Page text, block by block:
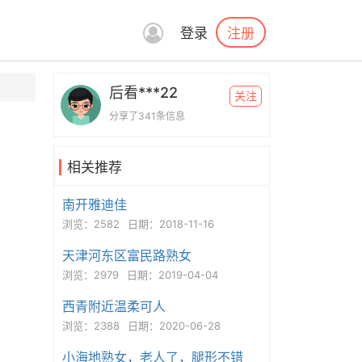
登录 注册
后看***22
分享了341条信息
关注
相关推荐
南开雅迪佳
浏览：2582 日期：2018-11-16
天津河东区富民路熟女
浏览：2979 日期：2019-04-04
西青附近温柔可人
浏览：2388 日期：2020-06-28
小海地熟女，老人了，腿形不错